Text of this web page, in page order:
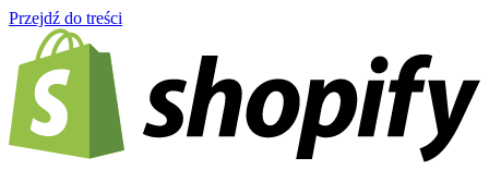
Przejdź do treści